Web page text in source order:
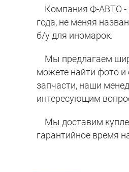
Компания Ф-АВТО -
года, не меняя
б/у для иномарок.
Мы предлагаем
можете найти фото и
запчасти, наши
интересующим
Мы доставим
гарантийное время